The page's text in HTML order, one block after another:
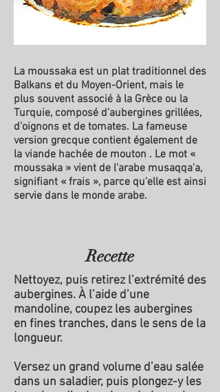
La moussaka est un plat traditionnel des
Balkans et du Moyen-Orient, mais le
plus souvent associé à la Grèce ou la
Turquie, composé d'aubergines grillées,
d'oignons et de tomates. La fameuse
version grecque contient également de
la viande hachée de mouton . Le mot «
moussaka » vient de l'arabe musaqqa'a,
signifiant « frais », parce qu'elle est ainsi
servie dans le monde arabe.
Recette
Nettoyez, puis retirez l’extrémité des
aubergines. À l’aide d’une
mandoline, coupez les aubergines
en fines tranches, dans le sens de la
longueur.
Versez un grand volume d’eau salée
dans un saladier, puis plongez-y les